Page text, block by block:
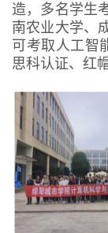
造，多名学生
南农业大学、
可考取人工智
思科认证、红